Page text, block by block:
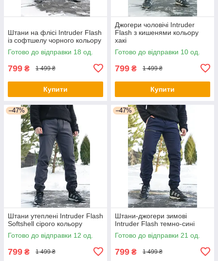
Штани на флісі Intruder Flash
із софтшелу чорного кольору
Готово до відправки 18 од.
799 ₴ 1 499 ₴
Купити
Джогери чоловічі Intruder
Flash з кишенями кольору
хакі
Готово до відправки 10 од.
799 ₴ 1 499 ₴
Купити
–47%
Штани утеплені Intruder Flash
Softshell сірого кольору
Готово до відправки 12 од.
799 ₴ 1 499 ₴
–47%
Штани-джогери зимові
Intruder Flash темно-сині
Готово до відправки 21 од.
799 ₴ 1 499 ₴